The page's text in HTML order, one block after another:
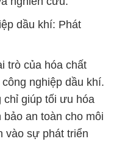
dầu khí: Phát
trò của hóa chất
nghiệp dầu khí.
chỉ giúp tối ưu hóa
an toàn cho môi
vào sự phát triển